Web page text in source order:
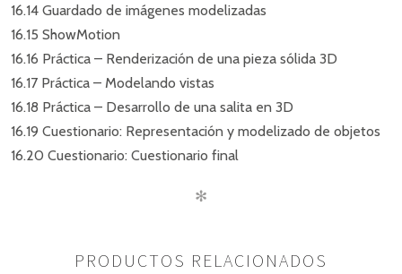
16.14 Guardado de imágenes modelizadas
16.15 ShowMotion
16.16 Práctica – Renderización de una pieza sólida 3D
16.17 Práctica – Modelando vistas
16.18 Práctica – Desarrollo de una salita en 3D
16.19 Cuestionario: Representación y modelizado de objetos
16.20 Cuestionario: Cuestionario final
✻
PRODUCTOS RELACIONADOS